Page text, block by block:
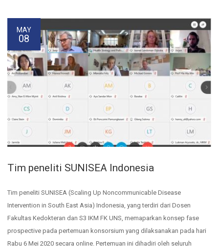
MAY
08
Tim peneliti SUNISEA Indonesia
Tim peneliti SUNISEA (Scaling Up Noncommunicable Disease
Intervention in South East Asia) Indonesia, yang terdiri dari Dosen
Fakultas Kedokteran dan S3 IKM FK UNS, memaparkan konsep fase
prospective pada pertemuan konsorsium yang dilaksanakan pada hari
Rabu 6 Mei 2020 secara online. Pertemuan ini dihadiri oleh seluruh